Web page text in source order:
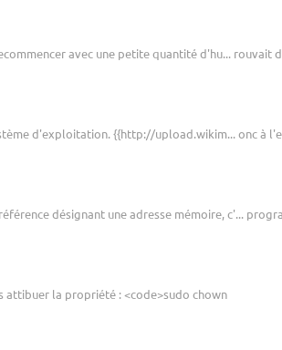
avec une petite quantité d'hu... rouvait
d'exploitation. {{http://upload.wikim... onc à
désignant une adresse mémoire, c'...
attibuer la propriété : <code>sudo chown